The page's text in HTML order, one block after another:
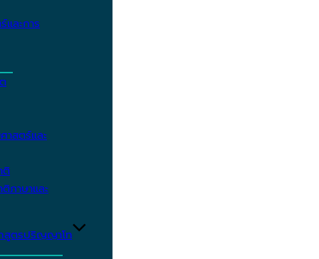
ละการ
สตร์และ
ติ
ภาษาและ
สูตรปริญญาโท